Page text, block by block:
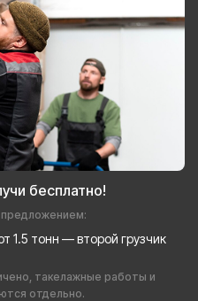
бесплатно!
1.5 тонн — второй грузчик
такелажные работы и
отдельно.